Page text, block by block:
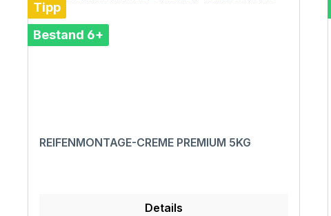
Tipp
Bestand 6+
REIFENMONTAGE-CREME PREMIUM 5KG
Details